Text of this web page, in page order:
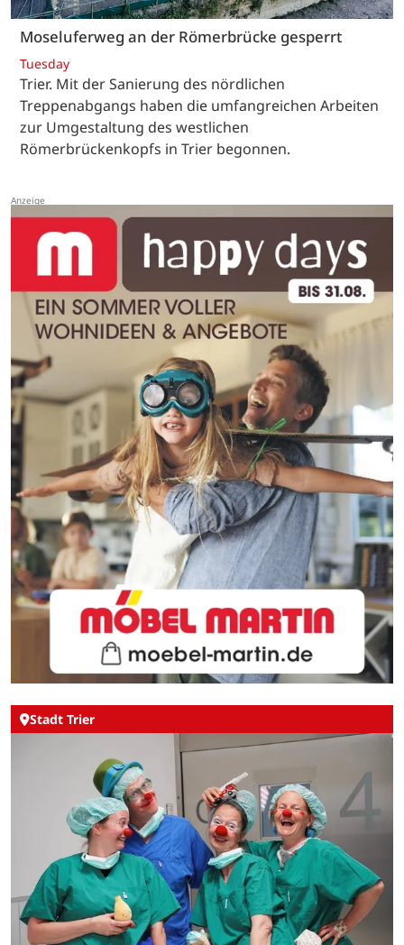
Moseluferweg an der Römerbrücke gesperrt
Tuesday
Trier. Mit der Sanierung des nördlichen
Treppenabgangs haben die umfangreichen Arbeiten
zur Umgestaltung des westlichen
Römerbrückenkopfs in Trier begonnen.
Stadt Trier